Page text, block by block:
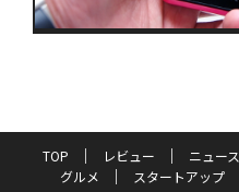
TOP レビュー ニュース
グルメ
スタートアップ